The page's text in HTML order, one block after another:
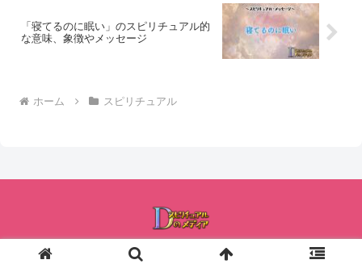
「寝てるのに眠い」のスピリチュアル的
な意味、象徴やメッセージ
ホーム スピリチュアル
© 2023 Dのスピリチュアルメディア.